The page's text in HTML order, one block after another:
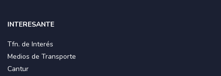
INTERESANTE
Tfn. de Interés
Medios de Transporte
Cantur